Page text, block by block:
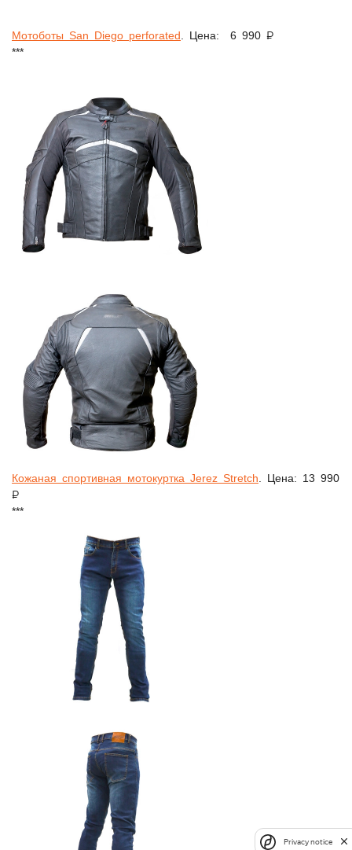
Мотоботы San Diego perforated
. Цена: 6 990 ₽
***
Кожаная спортивная мотокуртка Jerez Stretch . Цена: 13 990
₽
***
Privacy notice